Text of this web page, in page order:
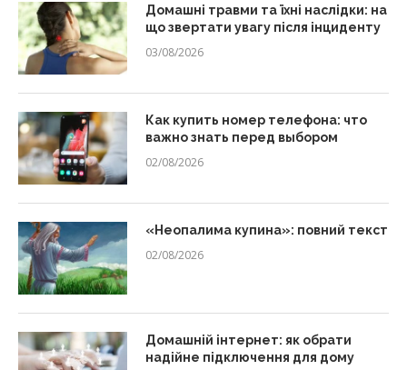
Домашні травми та їхні наслідки: на
що звертати увагу після інциденту
03/08/2026
Как купить номер телефона: что
важно знать перед выбором
02/08/2026
«Неопалима купина»: повний текст
02/08/2026
Домашній інтернет: як обрати
надійне підключення для дому